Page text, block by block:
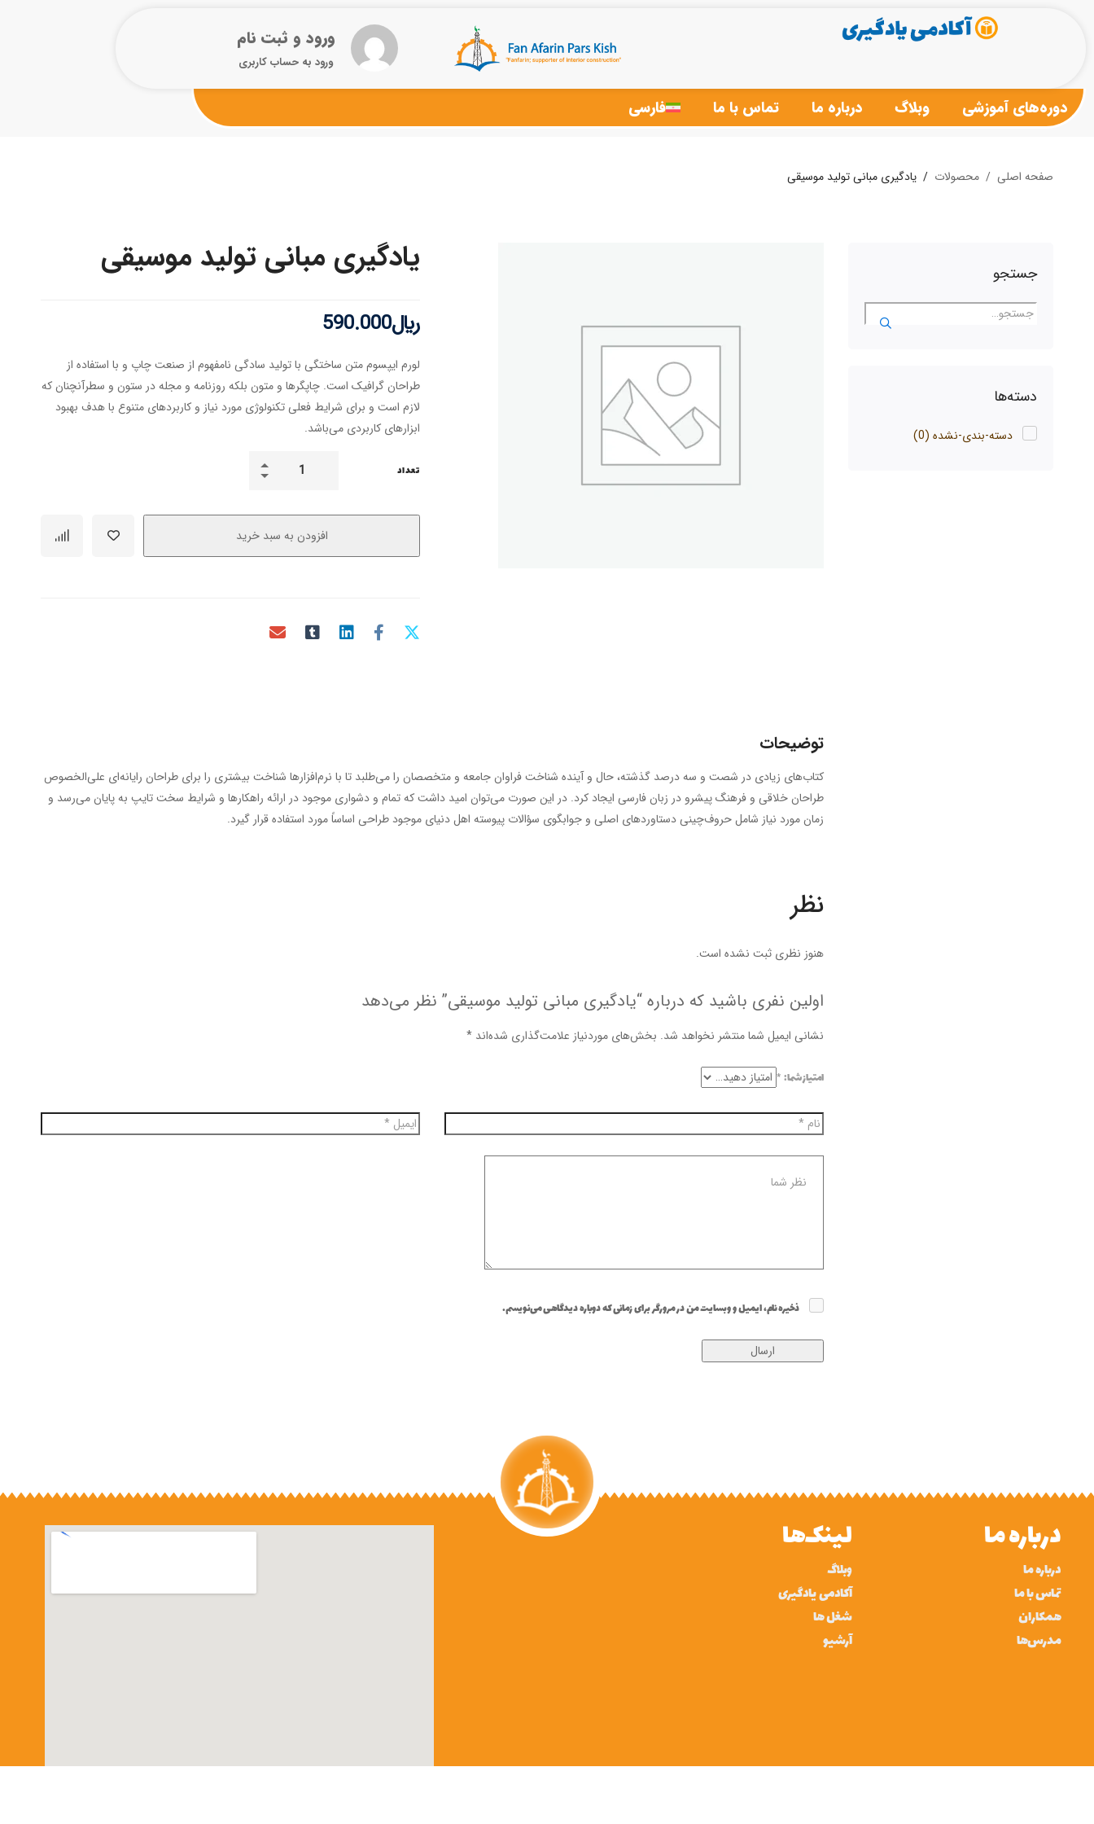
ورود و ثبت نام
ورود به حساب کاربری
دوره‌های آموزشی وبلاگ درباره ما تماس با ما فارسی
صفحه اصلی محصولات یادگیری مبانی تولید موسیقی
جستجو
دسته‌ها
دسته-بندی-نشده (0)
یادگیری مبانی تولید موسیقی
﷼590.000
لورم ایپسوم متن ساختگی با تولید سادگی نامفهوم از صنعت چاپ و با استفاده از
طراحان گرافیک است. چاپگرها و متون بلکه روزنامه و مجله در ستون و سطرآنچنان که
لازم است و برای شرایط فعلی تکنولوژی مورد نیاز و کاربردهای متنوع با هدف بهبود
ابزارهای کاربردی می‌باشد.
تعداد
افزودن به سبد خرید
توضیحات
کتاب‌های زیادی در شصت و سه درصد گذشته، حال و آینده شناخت فراوان جامعه و متخصصان را می‌طلبد تا با نرم‌افزارها شناخت بیشتری را برای طراحان رایانه‌ای علی‌الخصوص
طراحان خلاقی و فرهنگ پیشرو در زبان فارسی ایجاد کرد. در این صورت می‌توان امید داشت که تمام و دشواری موجود در ارائه راهکارها و شرایط سخت تایپ به پایان می‌رسد و
زمان مورد نیاز شامل حروف‌چینی دستاوردهای اصلی و جوابگوی سؤالات پیوسته اهل دنیای موجود طراحی اساساً مورد استفاده قرار گیرد.
نظر
هنوز نظری ثبت نشده است.
اولین نفری باشید که درباره “یادگیری مبانی تولید موسیقی” نظر می‌دهد
نشانی ایمیل شما منتشر نخواهد شد. بخش‌های موردنیاز علامت‌گذاری شده‌اند *
امتیاز شما:*
ذخیره نام، ایمیل و وبسایت من در مرورگر برای زمانی که دوباره دیدگاهی می‌نویسم.
درباره ما
درباره ما
تماس با ما
همکاران
مدرس‌ها
لینک‌ها
وبلاگ
آکادمی یادگیری
شغل ها
آرشیو